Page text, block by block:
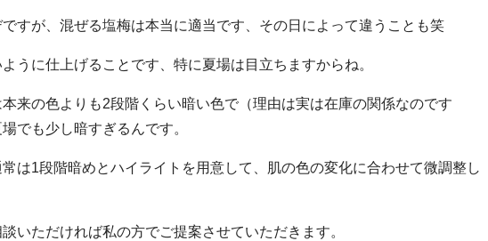
すが、混ぜる塩梅は本当に適当です、その日によって違うことも笑
うに仕上げることです、特に夏場は目立ちますからね。
来の色よりも2段階くらい暗い色で（理由は実は在庫の関係なのです
でも少し暗すぎるんです。
は1段階暗めとハイライトを用意して、肌の色の変化に合わせて微調整し
いただければ私の方でご提案させていただきます。